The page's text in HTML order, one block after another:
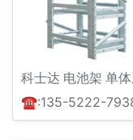
☎:135-5222-